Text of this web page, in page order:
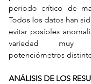
periodo crítico de
Todos los datos han
evitar posibles
variedad muy
potenciómetros
ANÁLISIS DE LOS